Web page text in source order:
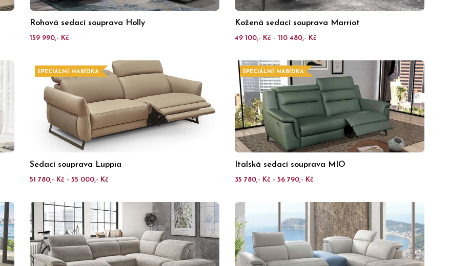
Rohová sedací souprava Holly
159 990,- Kč
Kožená sedací souprava Marriot
49 100,- Kč - 110 480,- Kč
SPECIÁLNÍ NABÍDKA
Sedací souprava Luppia
51 780,- Kč - 55 000,- Kč
SPECIÁLNÍ NABÍDKA
Italská sedací souprava MIO
35 780,- Kč - 56 790,- Kč